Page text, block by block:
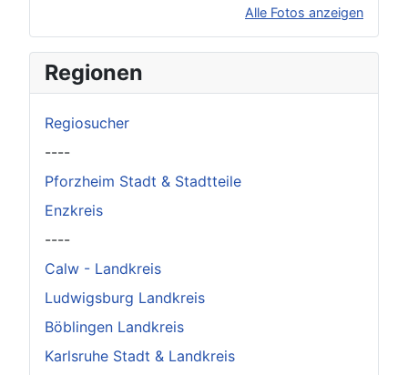
Alle Fotos anzeigen
Original herunterladen
Regionen
Regiosucher
----
Pforzheim Stadt & Stadtteile
Enzkreis
----
Calw - Landkreis
Ludwigsburg Landkreis
Böblingen Landkreis
Karlsruhe Stadt & Landkreis